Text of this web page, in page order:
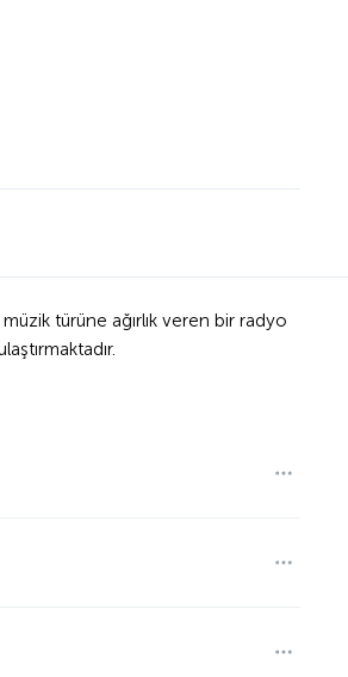
türüne ağırlık veren bir radyo